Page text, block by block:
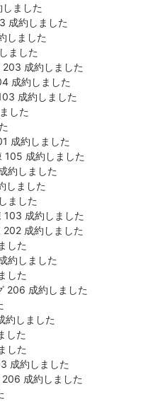
ました
成約しました
しました
ました
成約しました
成約しました
成約しました
した
成約しました
成約しました
約しました
しました
ました
成約しました
成約しました
した
約しました
した
206 成約しました
約しました
した
した
成約しました
成約しました